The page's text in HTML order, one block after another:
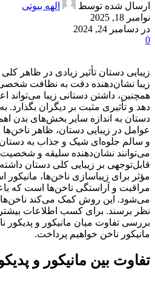
ارسال شده توسط
الهه بیوتی
نوامبر 18, 2025
در دسامبر 24, 2024
0
زیبایی دستان تأثیر زیادی در ظاهر
زیبا نشان‌دهنده دقت به نظافت
همچنین، داشتن دستانی زیبا می‌تواند
دهد و تأثیری مثبت بر دیگران بگذارد.
دستان به اندازه سایر بخش‌های بدن
عوامل در زیبایی دستان، ظاهر
و سالم جلوه‌ای شیک و جذاب به دستان
می‌توانند نشان‌دهنده سلیقه و شخصیت
قابل‌توجهی بر زیبایی کلی دستان
مؤثر برای زیباسازی ناخن‌ها، مانیکور
مراقبت و آراستگی ناخن‌ها است که
می‌شود. این روش کمک می‌کند
نظر برسند. برای کسب اطلاعات
بررسی تفاوت میان مانیکور و پدیکور
مانیکور ناخن خواهیم پرداخت.
تفاوت بین مانیکور و